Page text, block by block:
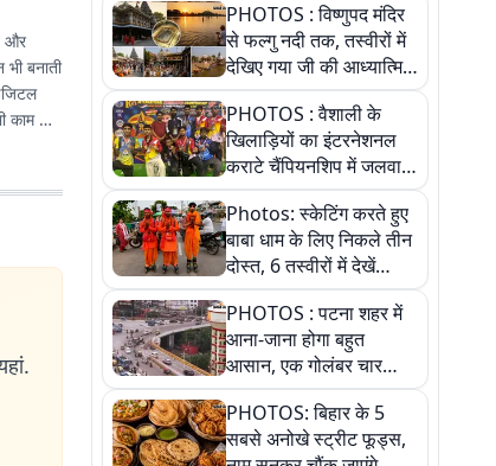
और
बनाती
काम कर
PHOTOS : विष्णुपद मंदिर
से फल्गु नदी तक, तस्वीरों में
देखिए गया जी की आध्यात्मिक
पहचान
PHOTOS : वैशाली के
खिलाड़ियों का इंटरनेशनल
कराटे चैंपियनशिप में जलवा,
जीते 9 पदक, पांच तस्वीर से
देखिए पूरा खेल
Photos: स्केटिंग करते हुए
बाबा धाम के लिए निकले तीन
दोस्त, 6 तस्वीरों में देखें
आस्था और जुनून की कहानी
PHOTOS : पटना शहर में
आना-जाना होगा बहुत
आसान, एक गोलंबर चार
फ्लाईओवर को जोड़ेगा
PHOTOS: बिहार के 5
सबसे अनोखे स्ट्रीट फूड्स,